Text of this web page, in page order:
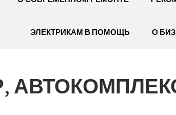
ЭЛЕКТРИКАМ В ПОМОЩЬ О